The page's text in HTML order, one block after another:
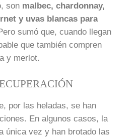
son malbec, chardonnay,
y uvas blancas para
sumó que, cuando llegan
que también compren
y merlot.
por las heladas, se han
En algunos casos, la
única vez y han brotado las